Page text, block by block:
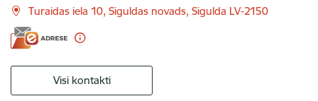
Turaidas iela 10, Siguldas novads, Sigulda LV-2150
Visi kontakti